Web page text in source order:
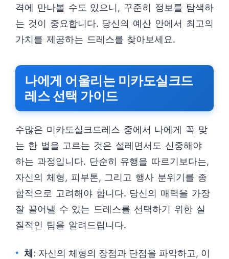
격에 만나볼 수도 있으니, 꾸준히 정보를 탐색하
는 것이 중요합니다. 당신의 예산 안에서 최고의
가치를 제공하는 드레스를 찾아보세요.
나에게 어울리는 미카도실크드
레스 선택 가이드
수많은 미카도실크드레스 중에서 나에게 꼭 맞
는 한 벌을 고르는 것은 설레면서도 신중해야
하는 과정입니다. 단순히 유행을 따르기보다는,
자신의 체형, 피부톤, 그리고 행사 분위기를 종
합적으로 고려해야 합니다. 당신의 매력을 가장
잘 끌어낼 수 있는 드레스를 선택하기 위한 실
질적인 팁을 알려드립니다.
체 : 자신의 체형의 장점과 단점을 파악하고, 이